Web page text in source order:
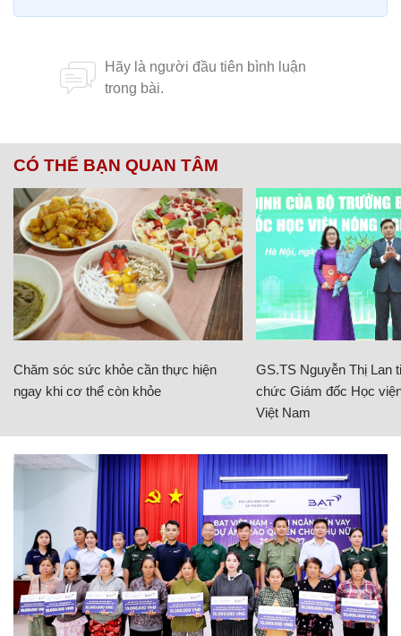
CÓ THỂ BẠN QUAN TÂM
Chăm sóc sức khỏe cần thực hiện
ngay khi cơ thể còn khỏe
GS.TS Nguyễn Thị Lan
chức Giám đốc Học
Việt Nam